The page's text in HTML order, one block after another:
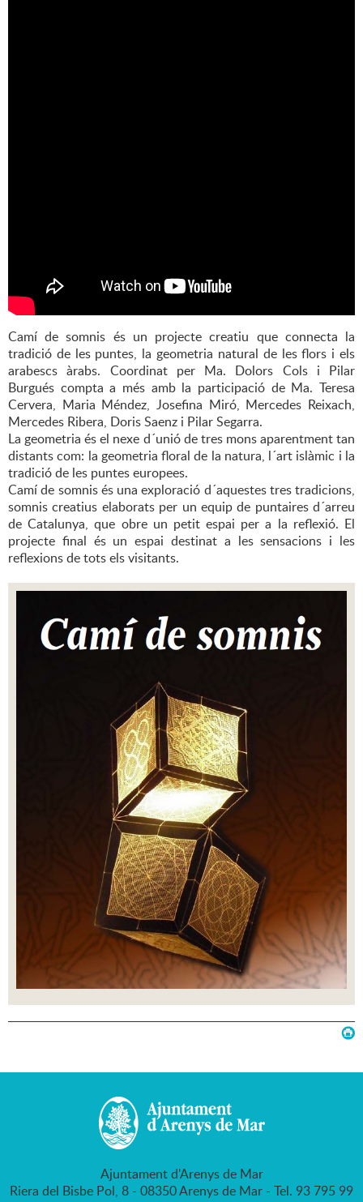
Camí de somnis és un projecte creatiu que connecta la
tradició de les puntes, la geometria natural de les flors i els
arabescs àrabs. Coordinat per Ma. Dolors Cols i Pilar
Burgués compta a més amb la participació de Ma. Teresa
Cervera, Maria Méndez, Josefina Miró, Mercedes Reixach,
Mercedes Ribera, Doris Saenz i Pilar Segarra.
La geometria és el nexe d´unió de tres mons aparentment tan
distants com: la geometria floral de la natura, l´art islàmic i la
tradició de les puntes europees.
Camí de somnis és una exploració d´aquestes tres tradicions,
somnis creatius elaborats per un equip de puntaires d´arreu
de Catalunya, que obre un petit espai per a la reflexió. El
projecte final és un espai destinat a les sensacions i les
reflexions de tots els visitants.
Ajuntament d'Arenys de Mar
Riera del Bisbe Pol, 8 - 08350 Arenys de Mar - Tel. 93 795 99